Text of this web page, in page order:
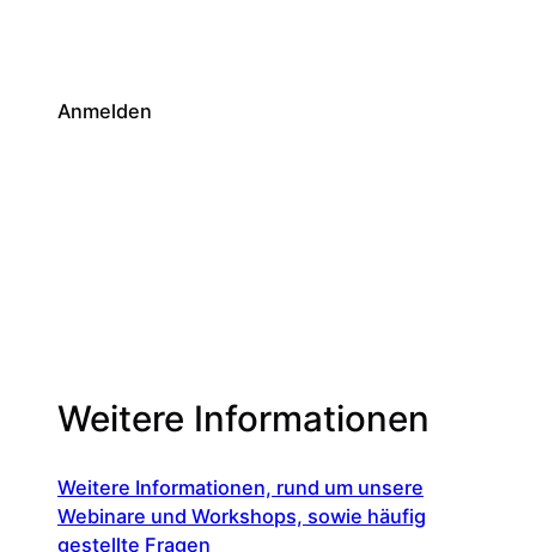
Anmelden
Weitere Informationen
Weitere Informationen, rund um unsere
Webinare und Workshops, sowie häufig
gestellte Fragen